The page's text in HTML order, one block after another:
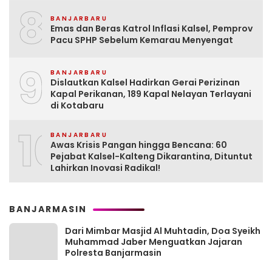
8 BANJARBARU
Emas dan Beras Katrol Inflasi Kalsel, Pemprov
Pacu SPHP Sebelum Kemarau Menyengat
9 BANJARBARU
Dislautkan Kalsel Hadirkan Gerai Perizinan
Kapal Perikanan, 189 Kapal Nelayan Terlayani
di Kotabaru
10BANJARBARU
Awas Krisis Pangan hingga Bencana: 60
Pejabat Kalsel-Kalteng Dikarantina, Dituntut
Lahirkan Inovasi Radikal!
BANJARMASIN
Dari Mimbar Masjid Al Muhtadin, Doa Syeikh
Muhammad Jaber Menguatkan Jajaran
Polresta Banjarmasin